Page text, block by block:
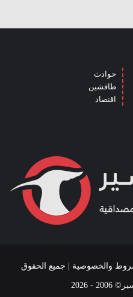
حوادث
طافشين
اقتصاد
والخصوصية | جميع الحقوق
- 2026